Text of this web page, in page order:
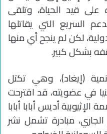
قيد الحياة، وتلقى
السريع التي يقاتلها
لكن لم ينجح أي منها
بشكل كبير.
(إيغاد)، وهي تكتل
في عضويته، قد اقترحت
أديس أبابا أبابا
مبادرة تشمل نشر